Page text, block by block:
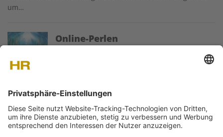
um…
Online-Perlen
Image